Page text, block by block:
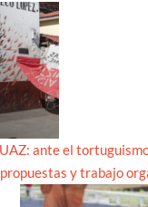
ante el
y trabajo